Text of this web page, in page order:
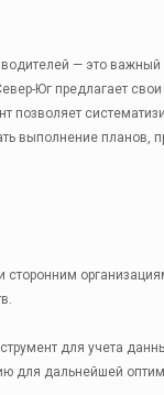
— это важный
Юг предлагает свои
позволяет
выполнение планов,
для учета
для дальнейшей